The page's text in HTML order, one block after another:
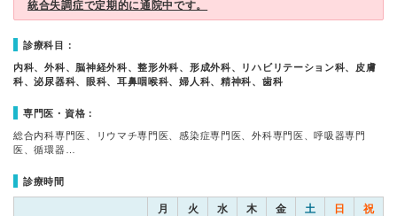
統合失調症で定期的に通院中です。
診療科目：
内科、外科、脳神経外科、整形外科、形成外科、リハビリテーション科、皮膚
科、泌尿器科、眼科、耳鼻咽喉科、婦人科、精神科、歯科
専門医・資格：
総合内科専門医、リウマチ専門医、感染症専門医、外科専門医、呼吸器専門
医、循環器…
診療時間
月 火 水 木 金 土 日 祝